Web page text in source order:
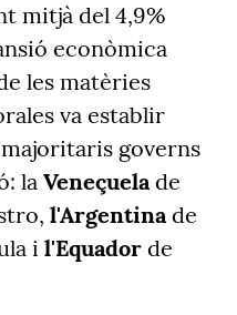
mitjà del 4,9%
econòmica
les matèries
va establir
governs
la Veneçuelade
l'Argentinade
i l'Equador de